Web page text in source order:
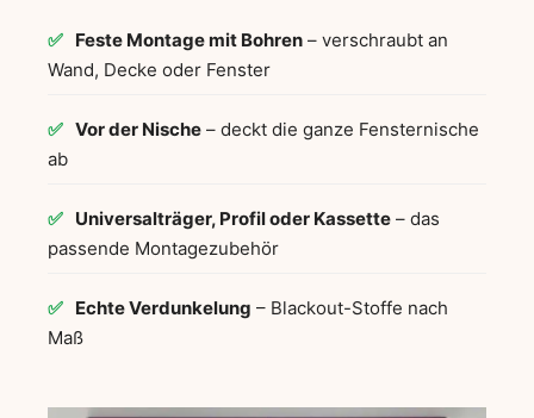
✅ Feste Montage mit Bohren – verschraubt an
Wand, Decke oder Fenster
✅ Vor der Nische – deckt die ganze Fensternische
ab
✅ Universalträger, Profil oder Kassette – das
passende Montagezubehör
✅ Echte Verdunkelung – Blackout-Stoffe nach
Maß